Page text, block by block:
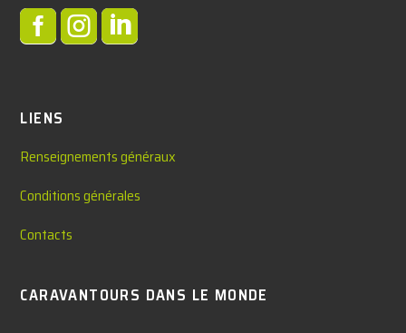

LIENS
Renseignements généraux
Conditions générales
Contacts
CARAVANTOURS DANS LE MONDE